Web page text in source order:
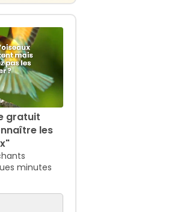
gratuit
les
minutes